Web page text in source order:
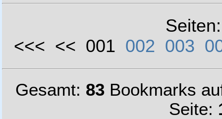
<<< << 001 002 003
Gesamt: 83 Bookmarks
Seite: